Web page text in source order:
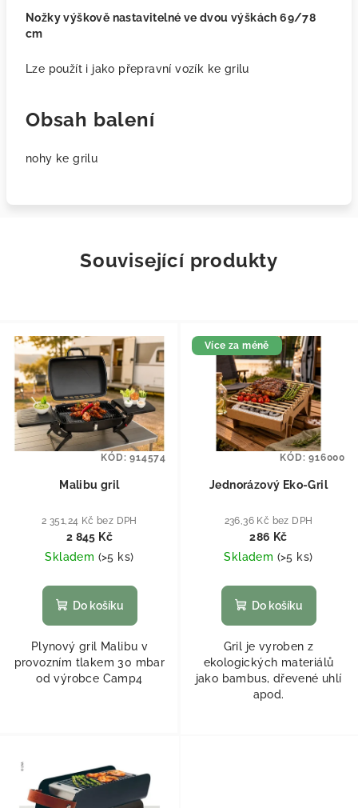
Nožky výškově nastavitelné ve dvou výškách 69/78
cm
Lze použít i jako přepravní vozík ke grilu
Obsah balení
nohy ke grilu
Související produkty
Malibu gril
2 351,24 Kč bez DPH
2 845 Kč
Skladem (>5 ks)
Do košíku
Plynový gril Malibu v
provozním tlakem 30 mbar
od výrobce Camp4
KÓD:914574
Více za méně
Jednorázový Eko-Gril
236,36 Kč bez DPH
286 Kč
Skladem (>5 ks)
Do košíku
Gril je vyroben z
ekologických materiálů
jako bambus, dřevené uhlí
apod.
KÓD:916000